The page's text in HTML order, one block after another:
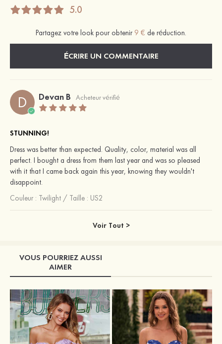
5.0
Partagez votre look pour obtenir 9 € de réduction.
ÉCRIRE UN COMMENTAIRE
D Devan B Acheteur vérifié
STUNNING!
Dress was better than expected. Quality, color, material was all
perfect. I bought a dress from them last year and was so pleased
with it that I came back again this year, knowing they wouldn't
disappoint.
Couleur : Twilight / Taille : US2
Voir Tout >
VOUS POURRIEZ AUSSI
AIMER